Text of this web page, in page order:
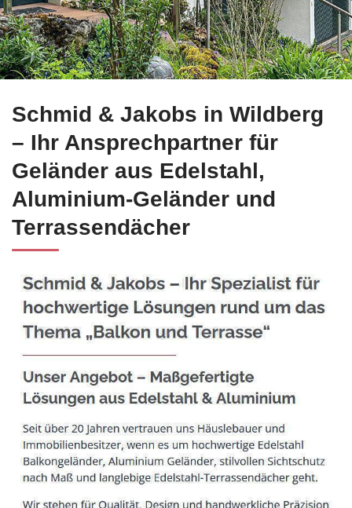
Informieren Sie sich bei ☀️Schmid-Jakobs.de für Wildberg
Schmid & Jakobs in Wildberg
– Ihr Ansprechpartner für
Geländer aus Edelstahl,
Aluminium-Geländer und
Terrassendächer